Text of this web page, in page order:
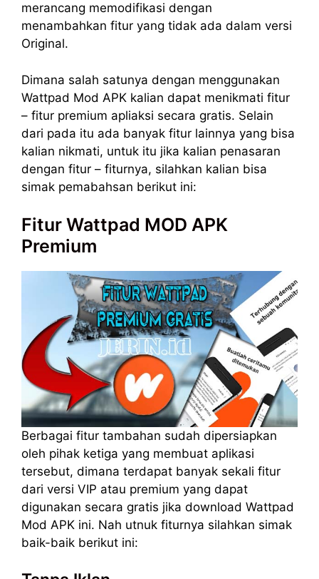
merancang memodifikasi dengan
menambahkan fitur yang tidak ada dalam versi
Original.
Dimana salah satunya dengan menggunakan
Wattpad Mod APK kalian dapat menikmati fitur
– fitur premium apliaksi secara gratis. Selain
dari pada itu ada banyak fitur lainnya yang bisa
kalian nikmati, untuk itu jika kalian penasaran
dengan fitur – fiturnya, silahkan kalian bisa
simak pemabahsan berikut ini:
Fitur Wattpad MOD APK
Premium
Berbagai fitur tambahan sudah dipersiapkan
oleh pihak ketiga yang membuat aplikasi
tersebut, dimana terdapat banyak sekali fitur
dari versi VIP atau premium yang dapat
digunakan secara gratis jika download Wattpad
Mod APK ini. Nah utnuk fiturnya silahkan simak
baik-baik berikut ini: